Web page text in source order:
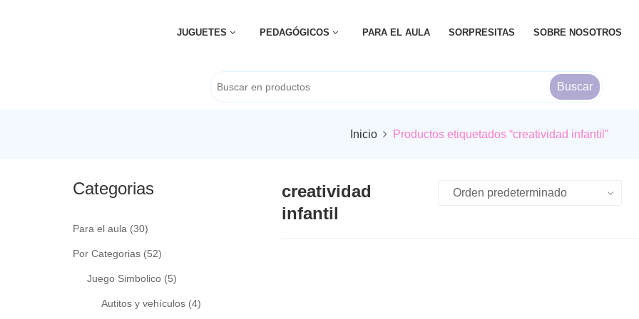
JUGUETES PEDAGÓGICOS PARA EL AULA SORPRESITAS SOBRE NOSOTROS
Buscar
Inicio Productos etiquetados “creatividad infantil”
Categorias
Para el aula (30)
Por Categorias (52)
Juego Simbolico (5)
Autitos y vehículos (4)
creatividad
infantil